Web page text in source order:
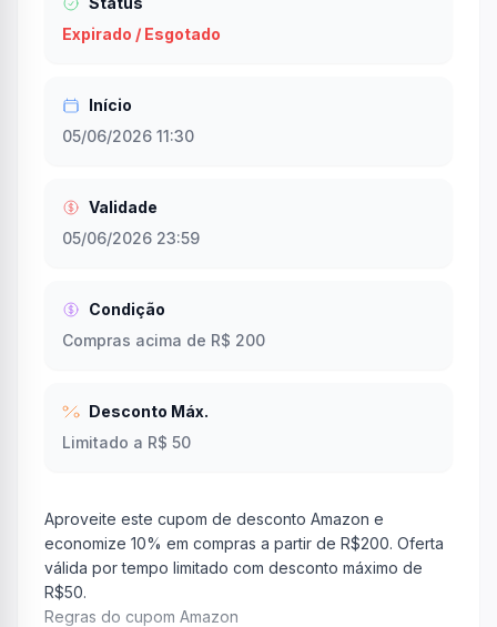
Expirado / Esgotado
Início
05/06/2026 11:30
Validade
05/06/2026 23:59
Condição
Compras acima de R$ 200
Desconto Máx.
Limitado a R$ 50
Aproveite este cupom de desconto Amazon e
economize 10% em compras a partir de R$200. Oferta
válida por tempo limitado com desconto máximo de
R$50.
Regras do cupom Amazon